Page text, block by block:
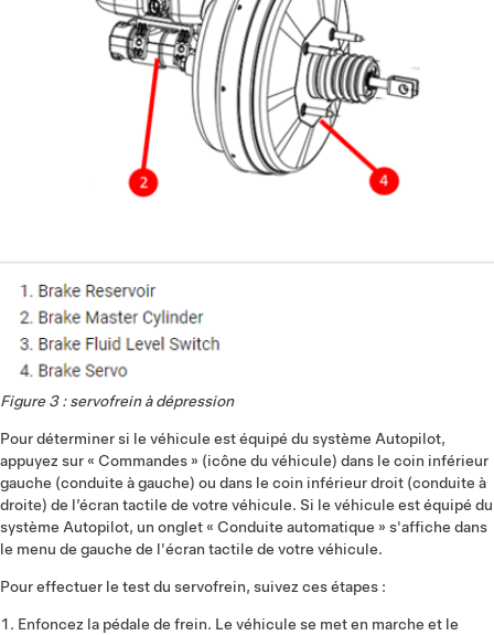
Figure 3 : servofrein à dépression
Pour déterminer si le véhicule est équipé du système Autopilot,
appuyez sur « Commandes » (icône du véhicule) dans le coin inférieur
gauche (conduite à gauche) ou dans le coin inférieur droit (conduite à
droite) de l’écran tactile de votre véhicule. Si le véhicule est équipé du
système Autopilot, un onglet « Conduite automatique » s'affiche dans
le menu de gauche de l'écran tactile de votre véhicule.
Pour effectuer le test du servofrein, suivez ces étapes :
Enfoncez la pédale de frein. Le véhicule se met en marche et le